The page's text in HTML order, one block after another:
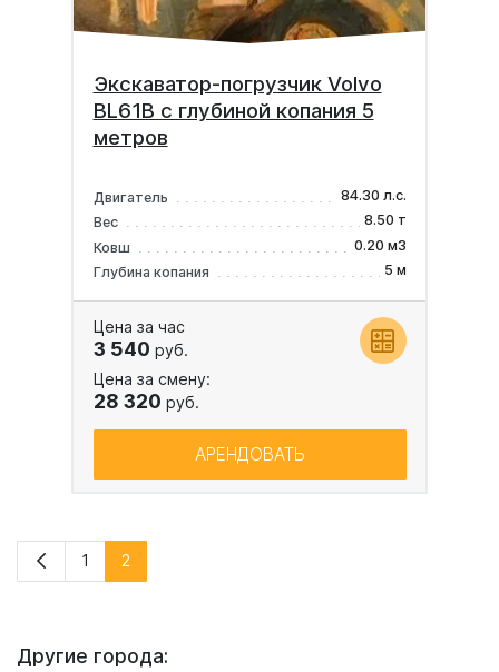
Экскаватор-погрузчик Volvo
BL61B с глубиной копания 5
метров
Двигатель
84.30 л.с.
Вес
8.50 т
Ковш
0.20 м3
Глубина копания
5 м
Цена за час
3 540 руб.
Цена за смену:
28 320 руб.
АРЕНДОВАТЬ
1 2
Другие города: